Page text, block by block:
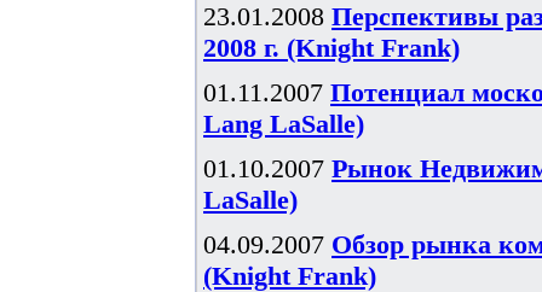
23.01.2008 Перспективы
2008 г. (Knight Frank)
01.11.2007 Потенциал
Lang LaSalle)
01.10.2007 Рынок
LaSalle)
04.09.2007 Обзор рынка
(Knight Frank)